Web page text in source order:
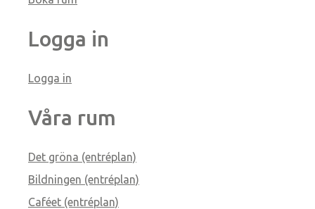
Logga in
Logga in
Våra rum
Det gröna (entréplan)
Bildningen (entréplan)
Caféet (entréplan)